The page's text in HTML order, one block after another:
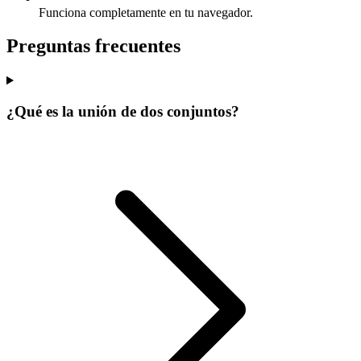
Funciona completamente en tu navegador.
Preguntas frecuentes
¿Qué es la unión de dos conjuntos?